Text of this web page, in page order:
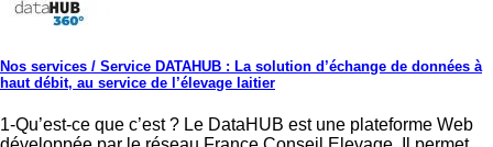
Nos services / Service DATAHUB : La solution d’échange de données à
haut débit, au service de l’élevage laitier
1-Qu’est-ce que c’est ? Le DataHUB est une plateforme Web